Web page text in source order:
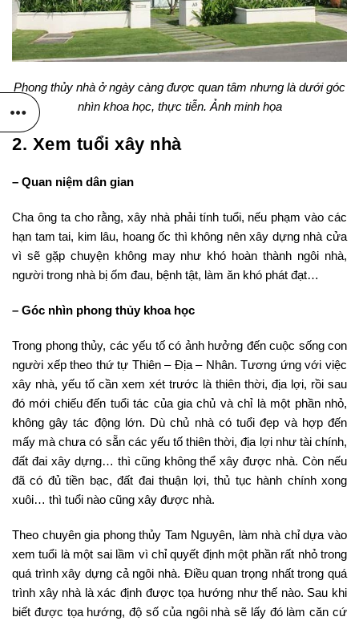
Phong thủy nhà ở ngày càng được quan tâm nhưng là dưới góc
nhìn khoa học, thực tiễn. Ảnh minh họa
2. Xem tuổi xây nhà
– Quan niệm dân gian
Cha ông ta cho rằng, xây nhà phải tính tuổi, nếu phạm vào các
hạn tam tai, kim lâu, hoang ốc thì không nên xây dựng nhà cửa
vì sẽ gặp chuyện không may như khó hoàn thành ngôi nhà,
người trong nhà bị ốm đau, bệnh tật, làm ăn khó phát đạt…
– Góc nhìn phong thủy khoa học
Trong phong thủy, các yếu tố có ảnh hưởng đến cuộc sống con
người xếp theo thứ tự Thiên – Địa – Nhân. Tương ứng với việc
xây nhà, yếu tố cần xem xét trước là thiên thời, địa lợi, rồi sau
đó mới chiếu đến tuổi tác của gia chủ và chỉ là một phần nhỏ,
không gây tác động lớn. Dù chủ nhà có tuổi đẹp và hợp đến
mấy mà chưa có sẵn các yếu tố thiên thời, địa lợi như tài chính,
đất đai xây dựng… thì cũng không thể xây được nhà. Còn nếu
đã có đủ tiền bạc, đất đai thuận lợi, thủ tục hành chính xong
xuôi… thì tuổi nào cũng xây được nhà.
Theo chuyên gia phong thủy Tam Nguyên, làm nhà chỉ dựa vào
xem tuổi là một sai lầm vì chỉ quyết định một phần rất nhỏ trong
quá trình xây dựng cả ngôi nhà. Điều quan trọng nhất trong quá
trình xây nhà là xác định được tọa hướng như thế nào. Sau khi
biết được tọa hướng, độ số của ngôi nhà sẽ lấy đó làm căn cứ